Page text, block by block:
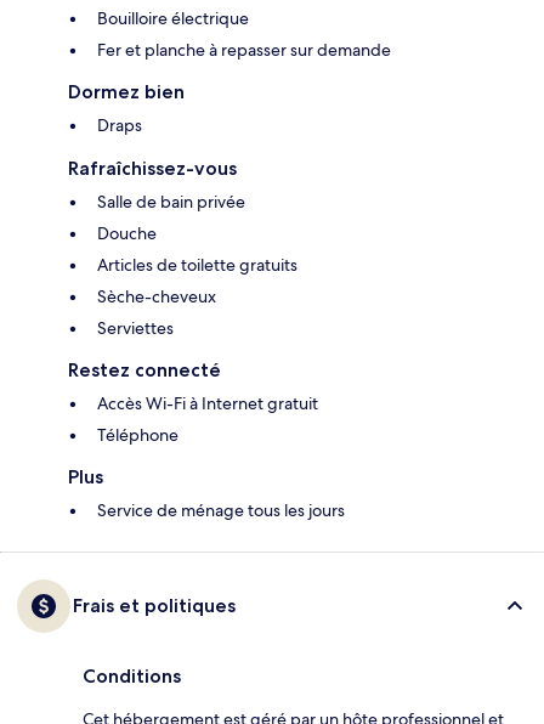
Bouilloire électrique
Fer et planche à repasser sur demande
Dormez bien
Draps
Rafraîchissez-vous
Salle de bain privée
Douche
Articles de toilette gratuits
Sèche-cheveux
Serviettes
Restez connecté
Accès Wi-Fi à Internet gratuit
Téléphone
Plus
Service de ménage tous les jours
Frais et politiques
Conditions
Cet hébergement est géré par un hôte professionnel et